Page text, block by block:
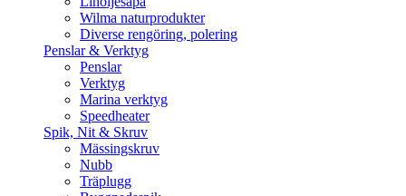
Wilma naturprodukter
Diverse rengöring, polering
Penslar & Verktyg
Penslar
Verktyg
Marina verktyg
Speedheater
Spik, Nit & Skruv
Mässingskruv
Nubb
Träplugg